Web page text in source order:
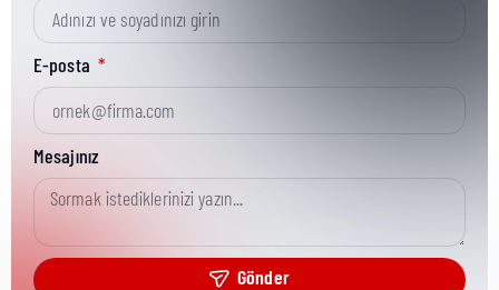
Kısa Parça No:
Ürün Grubu:
Ürün Kategorisi:
E-posta
Mesajınız
Gönder